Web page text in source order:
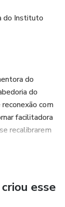
do Instituto
do
do
com
facilitadora
recalibrarem
e
esse